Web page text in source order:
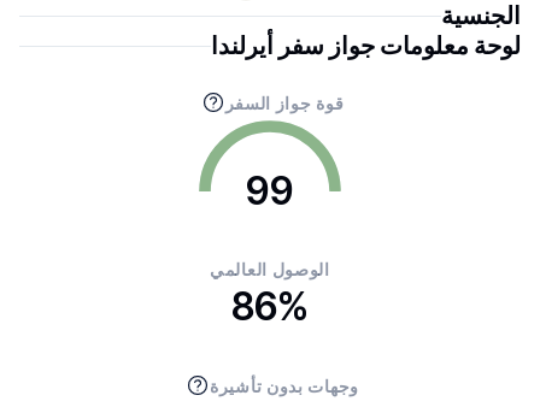
الجنسية
لوحة معلومات جواز سفر أيرلندا
قوة جواز السفر
99
الوصول العالمي
86%
وجهات بدون تأشيرة